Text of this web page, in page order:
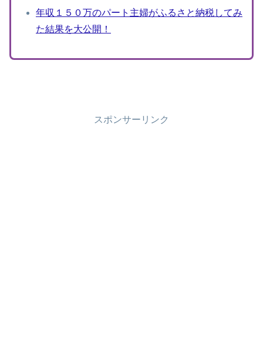
年収１５０万のパート主婦がふるさと納税してみ
た結果を大公開！
スポンサーリンク